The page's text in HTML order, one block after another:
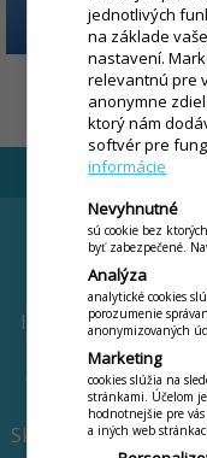
FUNKCIE
Online webináre
Mobilný čašník
Inteligentný stôl s
kódom
Online objednávky a
donáška
Skladové
jednotlivých
na základe
nastavení.
relevantnú pre
anonymne
ktorý nám
softvér pre
informácie
Nevyhnutné
sú cookie bez
byť zabezpečené.
Analýza
analytické cookies
porozumenie
anonymizovaných
Marketing
cookies slúžia na
stránkami. Účelom
hodnotnejšie pre
a iných web